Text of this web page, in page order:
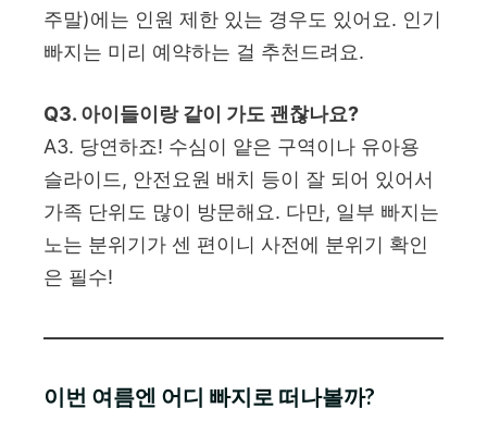
주말)에는 인원 제한 있는 경우도 있어요. 인기
빠지는 미리 예약하는 걸 추천드려요.
Q3. 아이들이랑 같이 가도 괜찮나요?
A3. 당연하죠! 수심이 얕은 구역이나 유아용
슬라이드, 안전요원 배치 등이 잘 되어 있어서
가족 단위도 많이 방문해요. 다만, 일부 빠지는
노는 분위기가 센 편이니 사전에 분위기 확인
은 필수!
이번 여름엔 어디 빠지로 떠나볼까?